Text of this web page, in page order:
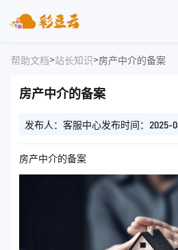
帮助文档>站长知识>房产中介的备案
房产中介的备案
发布人：客服中心发布时间：2025-
房产中介的备案